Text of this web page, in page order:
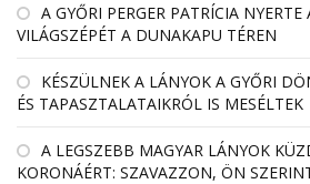
A GYŐRI PERGER PATRÍCIA
VILÁGSZÉPÉT A DUNAKAPU TÉREN
KÉSZÜLNEK A LÁNYOK A GYŐRI
ÉS TAPASZTALATAIKRÓL IS MESÉLTEK
A LEGSZEBB MAGYAR LÁNYOK
KORONÁÉRT: SZAVAZZON, ÖN